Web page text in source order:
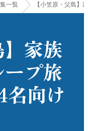
一覧 【小笠原・父島】
】家族
プ旅
名向け